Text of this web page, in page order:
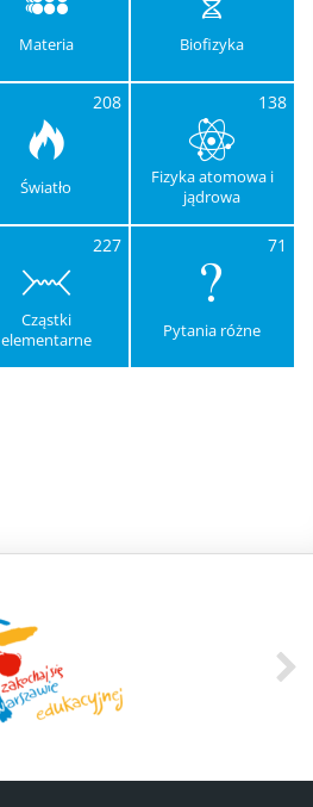
Materia Biofizyka
208
Światło
138
Fizyka atomowa i
jądrowa
227
Cząstki
elementarne
71
Pytania różne